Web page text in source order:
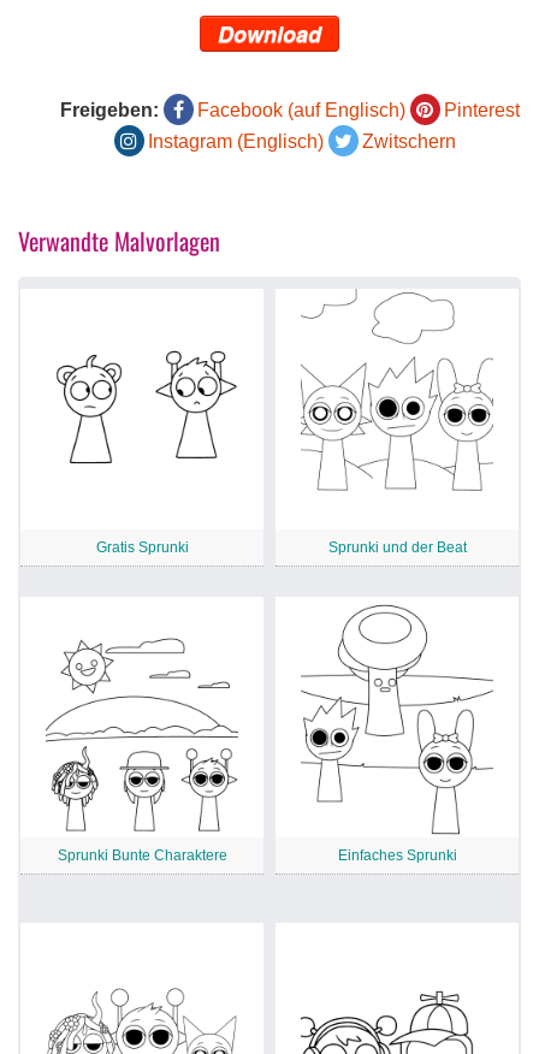
Download
Freigeben: Facebook (auf Englisch)
Pinterest
Instagram (Englisch)
Zwitschern
Verwandte Malvorlagen
Gratis Sprunki Sprunki und der Beat
Sprunki Bunte Charaktere Einfaches Sprunki